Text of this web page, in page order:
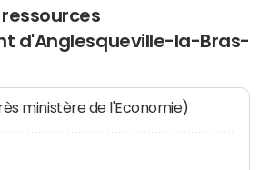
d'Anglesqueville-la-Bras-
ministère de l'Economie)